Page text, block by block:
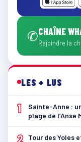
✆CHAÎNE
Rejoindre la
LES + LUS
1
Sainte-Anne :
plage de l’Anse
2
Tour des Yoles